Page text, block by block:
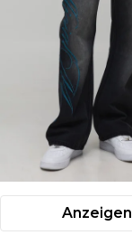
Anzeigen